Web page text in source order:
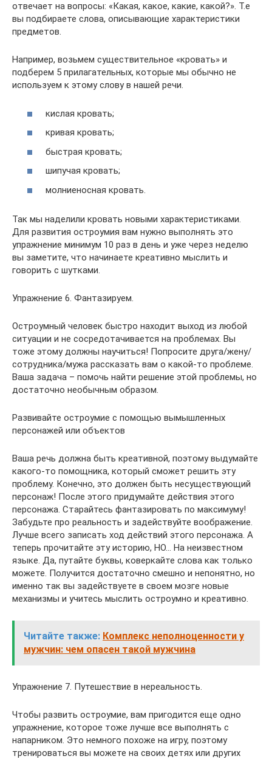
отвечает на вопросы: «Какая, какое, какие, какой?». Т.е
вы подбираете слова, описывающие характеристики
предметов.
Например, возьмем существительное «кровать» и
подберем 5 прилагательных, которые мы обычно не
используем к этому слову в нашей речи.
кислая кровать;
кривая кровать;
быстрая кровать;
шипучая кровать;
молниеносная кровать.
Так мы наделили кровать новыми характеристиками.
Для развития остроумия вам нужно выполнять это
упражнение минимум 10 раз в день и уже через неделю
вы заметите, что начинаете креативно мыслить и
говорить с шутками.
Упражнение 6. Фантазируем.
Остроумный человек быстро находит выход из любой
ситуации и не сосредотачивается на проблемах. Вы
тоже этому должны научиться! Попросите друга/жену/
сотрудника/мужа рассказать вам о какой-то проблеме.
Ваша задача – помочь найти решение этой проблемы, но
достаточно необычным образом.
Развивайте остроумие с помощью вымышленных
персонажей или объектов
Ваша речь должна быть креативной, поэтому выдумайте
какого-то помощника, который сможет решить эту
проблему. Конечно, это должен быть несуществующий
персонаж! После этого придумайте действия этого
персонажа. Старайтесь фантазировать по максимуму!
Забудьте про реальность и задействуйте воображение.
Лучше всего записать ход действий этого персонажа. А
теперь прочитайте эту историю, НО… На неизвестном
языке. Да, путайте буквы, коверкайте слова как только
можете. Получится достаточно смешно и непонятно, но
именно так вы задействуете в своем мозге новые
механизмы и учитесь мыслить остроумно и креативно.
Читайте также: Комплекс неполноценности у
мужчин: чем опасен такой мужчина
Упражнение 7. Путешествие в нереальность.
Чтобы развить остроумие, вам пригодится еще одно
упражнение, которое тоже лучше все выполнять с
напарником. Это немного похоже на игру, поэтому
тренироваться вы можете на своих детях или других